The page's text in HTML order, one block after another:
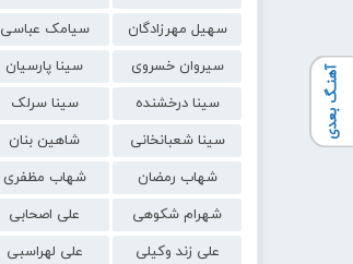
سهیل مهرزادگان
سیامک عباسی
سیروان خسروی
سینا پارسیان
سینا درخشنده
سینا سرلک
سینا شعبانخانی
شاهین بنان
شهاب رمضان
شهاب مظفری
شهرام شکوهی
علی اصحابی
علی زند وکیلی
علی لهراسبی
آهنـگ بعدی